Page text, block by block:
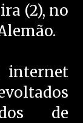
(2), no
internet
de